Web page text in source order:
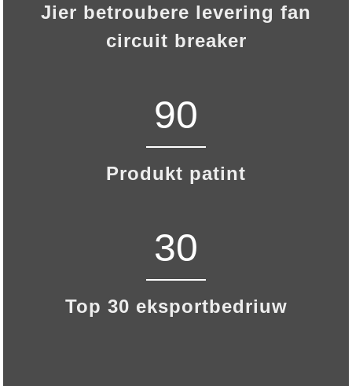
Jier betroubere levering fan
circuit breaker
90
Produkt patint
30
Top 30 eksportbedriuw